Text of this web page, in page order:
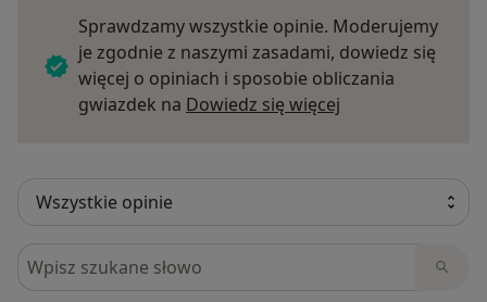
Sprawdzamy wszystkie opinie. Moderujemy
je zgodnie z naszymi zasadami, dowiedz się
więcej o opiniach i sposobie obliczania
gwiazdek na Dowiedz się więcej
Szukaj w opiniach